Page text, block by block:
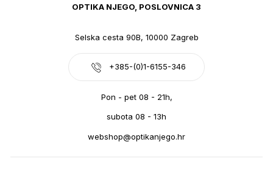
OPTIKA NJEGO, POSLOVNICA 3
Selska cesta 90B, 10000 Zagreb
+385-(0)1-6155-346
Pon - pet 08 - 21h,
subota 08 - 13h
webshop@optikanjego.hr